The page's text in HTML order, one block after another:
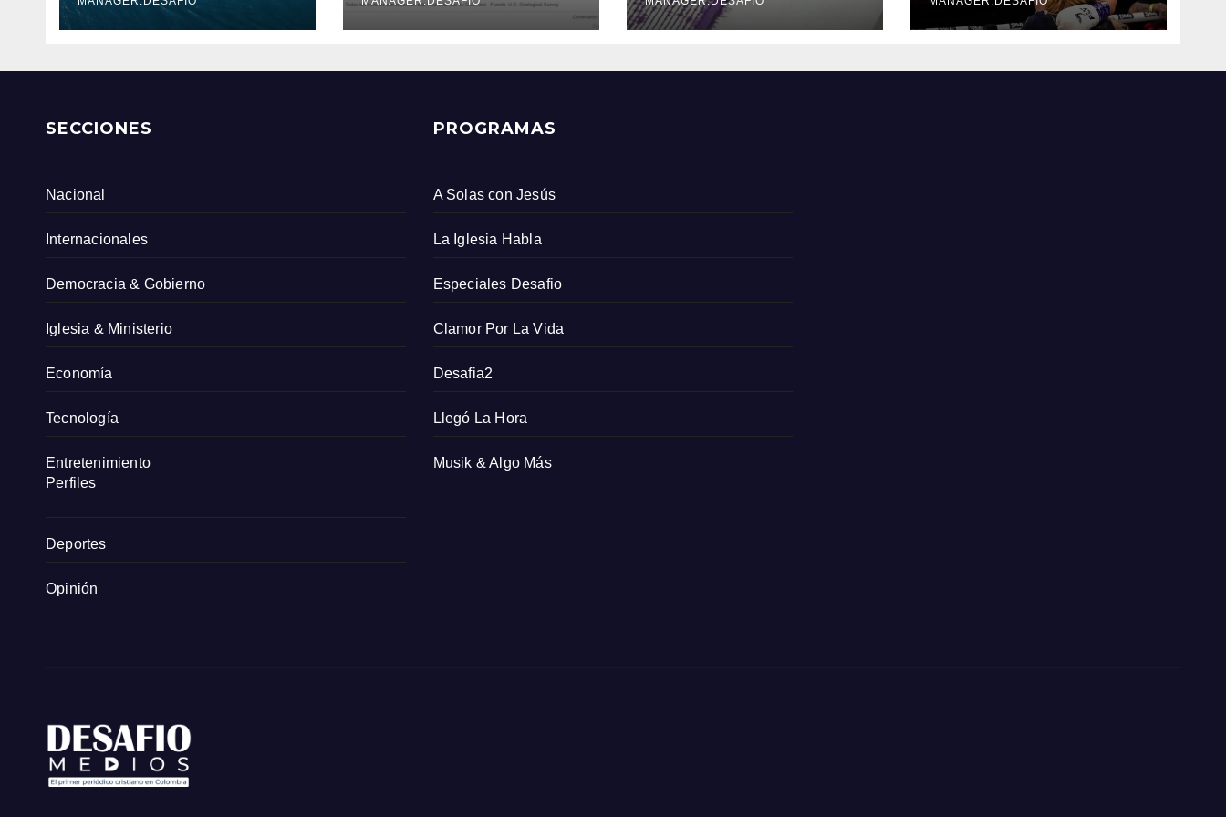
Servicio Geológico
Colombiano
SECCIONES
Nacional
Internacionales
Democracia & Gobierno
Iglesia & Ministerio
Economía
Tecnología
Entretenimiento
Perfiles
Deportes
Opinión
PROGRAMAS
A Solas con Jesús
La Iglesia Habla
Especiales Desafio
Clamor Por La Vida
Desafia2
Llegó La Hora
Musik & Algo Más